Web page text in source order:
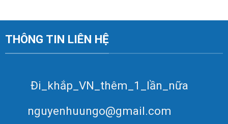
THÔNG TIN LIÊN HỆ
Đi_khắp_VN_thêm_1_lần_nữa
nguyenhuungo@gmail.com